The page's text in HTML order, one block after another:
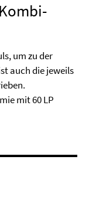
um zu der
auch die jeweils
mit 60 LP